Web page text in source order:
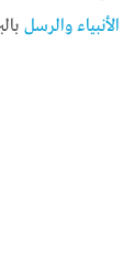
الأنبياء والرسل